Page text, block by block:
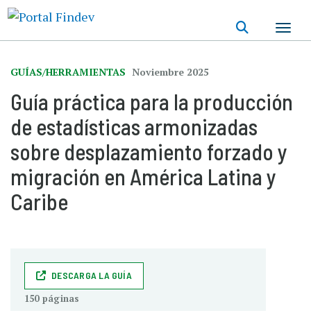
principal
GUÍAS/HERRAMIENTAS Noviembre 2025
Guía práctica para la producción
de estadísticas armonizadas
sobre desplazamiento forzado y
migración en América Latina y
Caribe
DESCARGA LA GUÍA
150 páginas